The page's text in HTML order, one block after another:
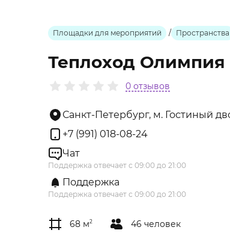
Площадки для мероприятий / Пространства
Теплоход Олимпия
0 отзывов
Санкт-Петербург, м. Гостиный
+7 (991) 018-08-24
Чат
Поддержка отвечает с 09:00 до 21:00
Поддержка
Поддержка отвечает с 09:00 до 21:00
68 м2 46 человек